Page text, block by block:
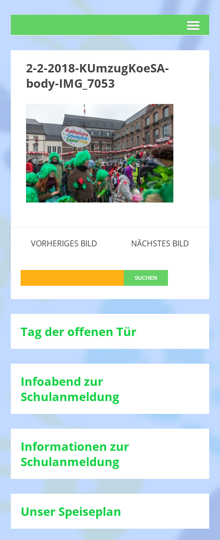
2-2-2018-KUmzugKoeSA-
body-IMG_7053
VORHERIGES BILD NÄCHSTES BILD
Tag der offenen Tür
Infoabend zur
Schulanmeldung
Informationen zur
Schulanmeldung
Unser Speiseplan